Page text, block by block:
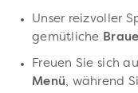
Unser reizvoller
gemütliche
Freuen Sie sich
Menü, während